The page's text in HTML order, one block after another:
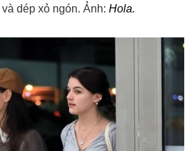
dép xỏ ngón. Ảnh:Hola.